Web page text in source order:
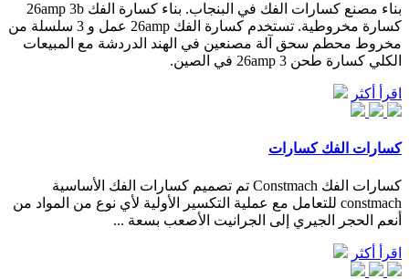
بناء مصنع كسارات الفك في البنجاب. بناء كسارة الفك 26amp 3b
كسارة مخروطية. تستخدم كسارة الفك 26amp عمل و 3 سلسلة من
مخروط محطم سحق آلة مصنعين في الهند الدردشة مع المبيعات
الكلي كسارة طحن 26amp 3 في الصين.
اقرأ أكثر
كسارات الفك كسارات
كسارات الفك Constmach تم تصميم كسارات الفك الأساسية
constmach للتعامل مع عملية التكسير الأولية لأي نوع من المواد من
أنعم الحجر الجيري إلى الجرانيت الأصعب بسعة ...
اقرأ أكثر